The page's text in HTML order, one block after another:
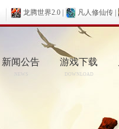
龙腾世界2.0 凡人修仙传
新闻公告
NEWS
游戏下载
DOWNLOAD